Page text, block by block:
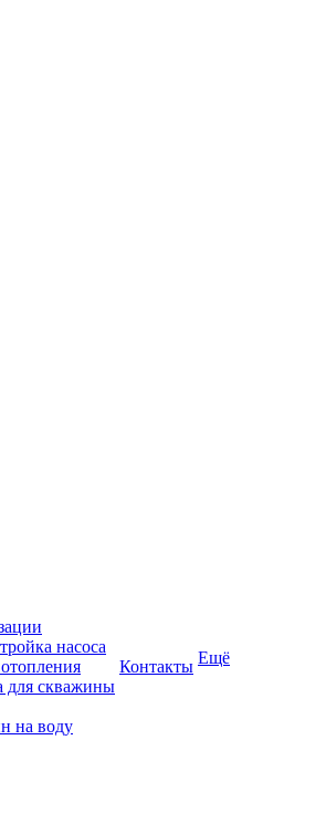
насоса
для скважины
на воду
Контакты Ещё